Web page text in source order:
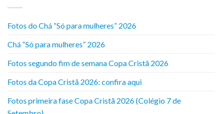
Fotos do Chá “Só para mulheres” 2026
Chá “Só para mulheres” 2026
Fotos segundo fim de semana Copa Cristã 2026
Fotos da Copa Cristã 2026: confira aqui
Fotos primeira fase Copa Cristã 2026 (Colégio 7 de